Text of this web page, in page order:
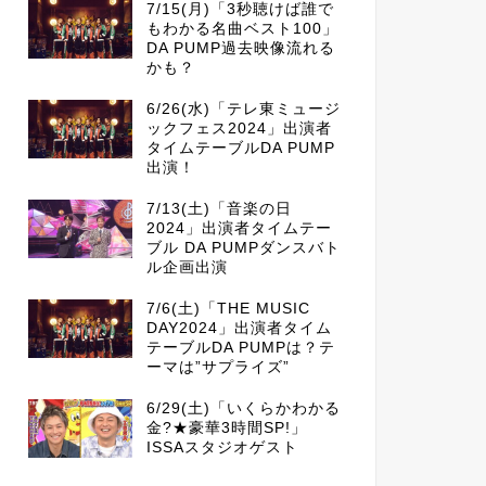
7/15(月)「3秒聴けば誰で
もわかる名曲ベスト100」
DA PUMP過去映像流れる
かも？
6/26(水)「テレ東ミュージ
ックフェス2024」出演者
タイムテーブルDA PUMP
出演！
7/13(土)「音楽の日
2024」出演者タイムテー
ブル DA PUMPダンスバト
ル企画出演
7/6(土)「THE MUSIC
DAY2024」出演者タイム
テーブルDA PUMPは？テ
ーマは”サプライズ”
6/29(土)「いくらかわかる
金?★豪華3時間SP!」
ISSAスタジオゲスト